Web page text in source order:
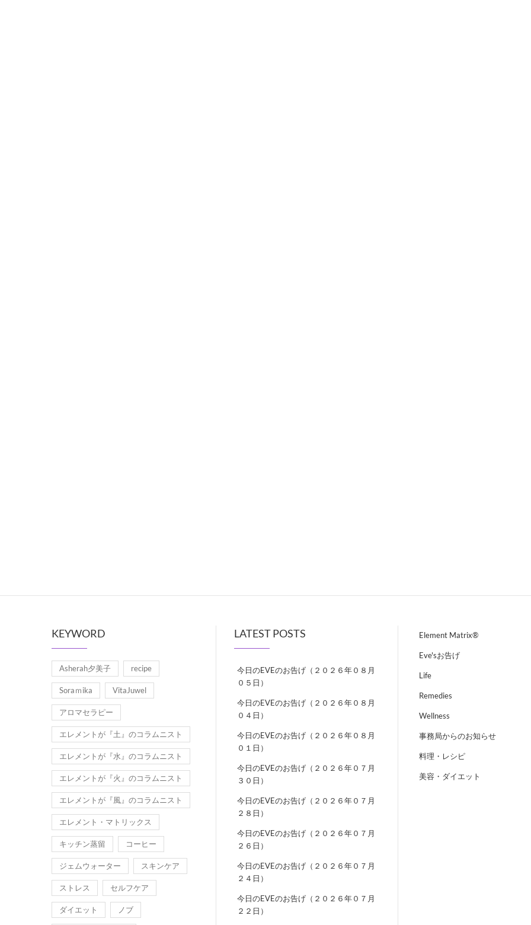
KEYWORD
Asherah夕美子 recipe
Soraｍika VitaJuwel
アロマセラピー
エレメントが『土』のコラムニスト
エレメントが『水』のコラムニスト
エレメントが『火』のコラムニスト
エレメントが『風』のコラムニスト
エレメント・マトリックス
キッチン蒸留 コーヒー
ジェムウォーター スキンケア
ストレス セルフケア
ダイエット ノブ
LATEST POSTS
今日のEVEのお告げ（２０２６年０８月
０５日）
今日のEVEのお告げ（２０２６年０８月
０４日）
今日のEVEのお告げ（２０２６年０８月
０１日）
今日のEVEのお告げ（２０２６年０７月
３０日）
今日のEVEのお告げ（２０２６年０７月
２８日）
今日のEVEのお告げ（２０２６年０７月
２６日）
今日のEVEのお告げ（２０２６年０７月
２４日）
今日のEVEのお告げ（２０２６年０７月
２２日）
Element Matrix®
Eve'sお告げ
Life
Remedies
Wellness
事務局からのお知らせ
料理・レシピ
美容・ダイエット